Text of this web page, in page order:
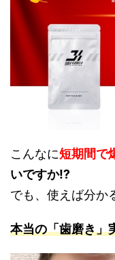
こんなに短期間で
いですか⁉
でも、使えば分か
本当の「歯磨き」